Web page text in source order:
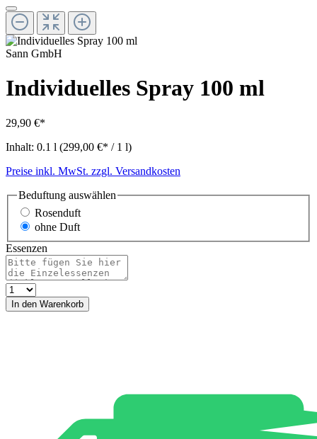
Sann GmbH
Individuelles Spray 100 ml
29,90 €*
Inhalt: 0.1 l (299,00 €* / 1 l)
Preise inkl. MwSt. zzgl. Versandkosten
Beduftung auswählen
Rosenduft
ohne Duft
Essenzen
In den Warenkorb